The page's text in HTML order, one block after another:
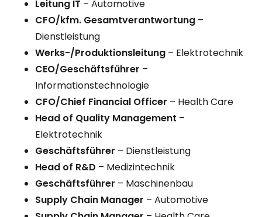
Leitung IT – Automotive
CFO/kfm. Gesamtverantwortung –
Dienstleistung
Werks-/Produktionsleitung – Elektrotechnik
CEO/Geschäftsführer –
Informationstechnologie
CFO/Chief Financial Officer – Health Care
Head of Quality Management –
Elektrotechnik
Geschäftsführer – Dienstleistung
Head of R&D – Medizintechnik
Geschäftsführer – Maschinenbau
Supply Chain Manager – Automotive